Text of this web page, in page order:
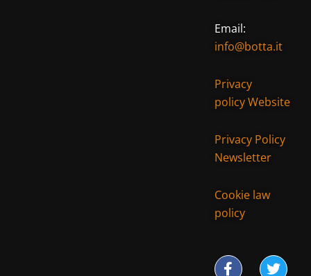
Email:
info@botta.it
Privacy
policy Website
Privacy Policy
Newsletter
Cookie law
policy